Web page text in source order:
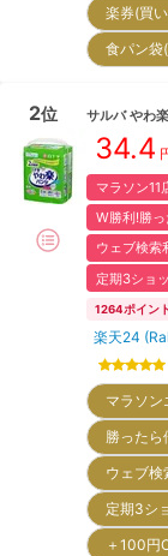
楽券(買
食パン
2位 サルバ やわ
34.4
マラソン11
W勝利!勝
ウェブ検索
定期3ショ
1264ポイント
楽天24
マラソ
勝った
ウェブ
定期3シ
＋100円